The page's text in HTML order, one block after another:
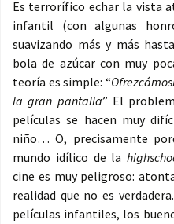
Es terrorífico echar la vista
infantil (con algunas
suavizando más y más
bola de azúcar con muy
teoría es simple: “
la gran pantalla” El
películas se hacen muy
niño… O, precisamente
mundo idílico de la
cine es muy peligroso:
realidad que no es
películas infantiles, los